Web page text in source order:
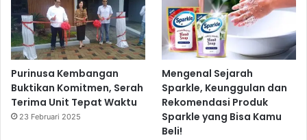
Purinusa Kembangan
Buktikan Komitmen, Serah
Terima Unit Tepat Waktu
23 Februari 2025
Mengenal Sejarah
Sparkle, Keunggulan dan
Rekomendasi Produk
Sparkle yang Bisa Kamu
Beli!